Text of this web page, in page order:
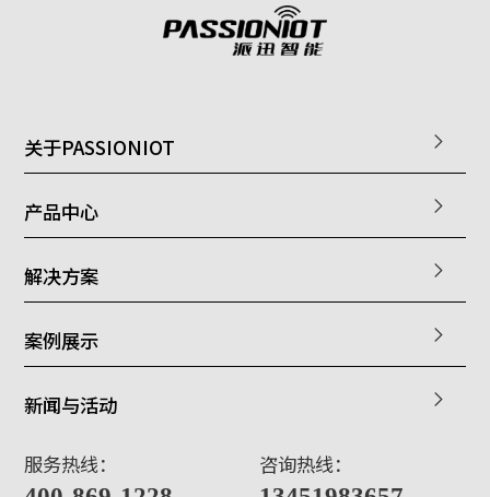
关于PASSIONIOT
产品中心
解决方案
案例展示
新闻与活动
服务热线： 咨询热线：